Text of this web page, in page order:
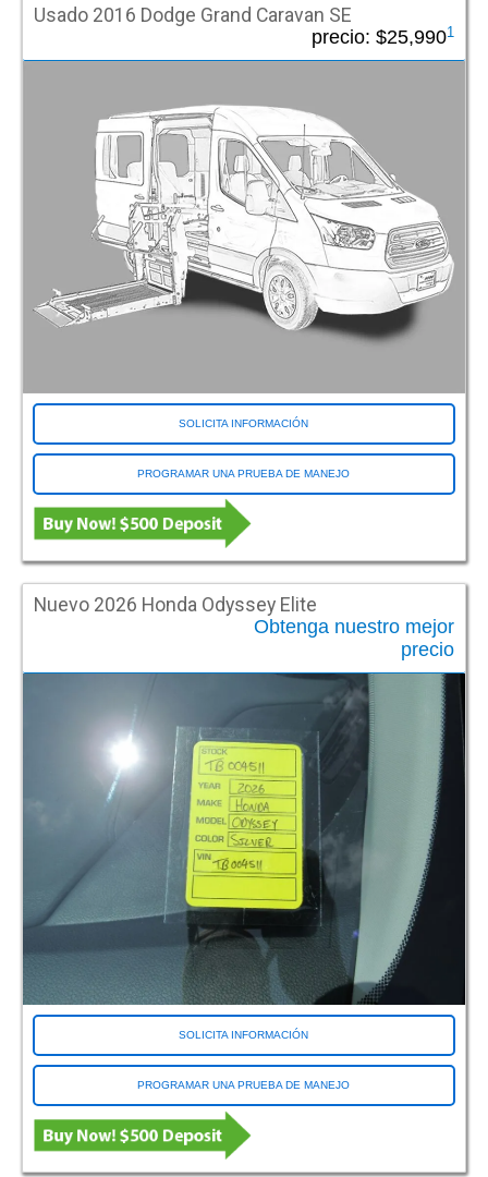
Usado 2016 Dodge Grand Caravan SE
precio: $25,9901
SOLICITA INFORMACIÓN
PROGRAMAR UNA PRUEBA DE MANEJO
Nuevo 2026 Honda Odyssey Elite
Obtenga nuestro mejor
precio
SOLICITA INFORMACIÓN
PROGRAMAR UNA PRUEBA DE MANEJO